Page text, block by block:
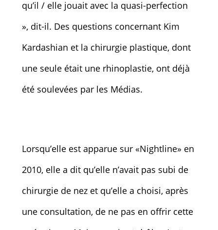
qu’il / elle jouait avec la quasi-perfection
», dit-il. Des questions concernant Kim
Kardashian et la chirurgie plastique, dont
une seule était une rhinoplastie, ont déjà
été soulevées par les Médias.
Lorsqu’elle est apparue sur «Nightline» en
2010, elle a dit qu’elle n’avait pas subi de
chirurgie de nez et qu’elle a choisi, après
une consultation, de ne pas en offrir cette